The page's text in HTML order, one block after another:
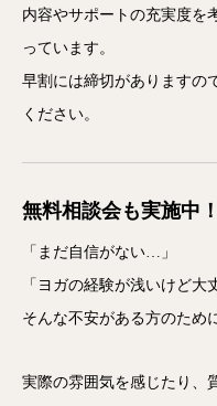
内容やサポートの充実度を
っています。
早割には締切がありますの
ください。
無料相談会も実施中！
「まだ自信がない…」
「ヨガの経験が浅いけど大
そんな不安がある方のため
実際の雰囲気を感じたり、